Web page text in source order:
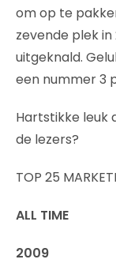
om op te
zevende plek
uitgeknald.
een nummer 3
Hartstikke leuk
de lezers?
TOP 25
ALL TIME
2009